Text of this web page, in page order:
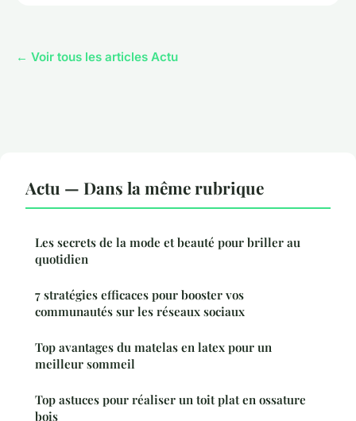
← Voir tous les articles Actu
Actu — Dans la même rubrique
Les secrets de la mode et beauté pour briller au
quotidien
7 stratégies efficaces pour booster vos
communautés sur les réseaux sociaux
Top avantages du matelas en latex pour un
meilleur sommeil
Top astuces pour réaliser un toit plat en ossature
bois